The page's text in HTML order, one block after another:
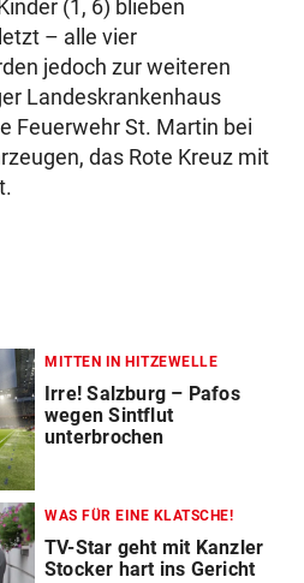
(1, 6) blieben
– alle vier
jedoch zur weiteren
Landeskrankenhaus
Feuerwehr St. Martin bei
das Rote Kreuz mit
MITTEN IN HITZEWELLE
Irre! Salzburg – Pafos
wegen Sintflut
unterbrochen
WAS FÜR EINE KLATSCHE!
TV-Star geht mit Kanzler
Stocker hart ins Gericht